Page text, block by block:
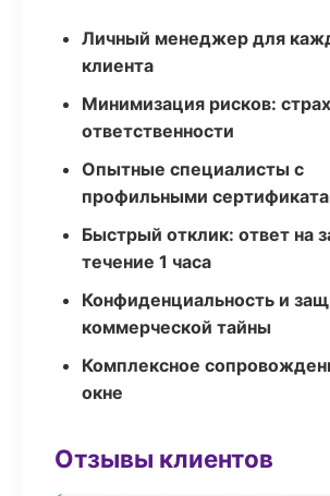
Личный менеджер для
клиента
Минимизация рисков:
ответственности
Опытные специалисты с
профильными
Быстрый отклик: ответ на
течение 1 часа
Конфиденциальность и
коммерческой тайны
Комплексное
окне
Отзывы клиентов